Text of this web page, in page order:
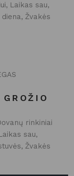
Laikas sau
Žvakės
rinkiniai
sau
Žvakės